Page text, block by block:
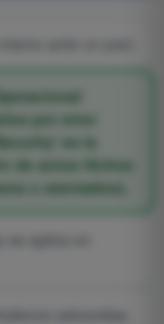
por error
es la
de actos ilícitos
o atentados).